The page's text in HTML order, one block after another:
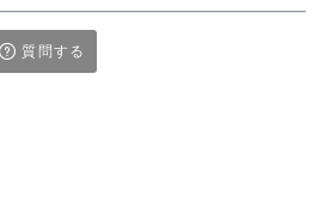
質問する